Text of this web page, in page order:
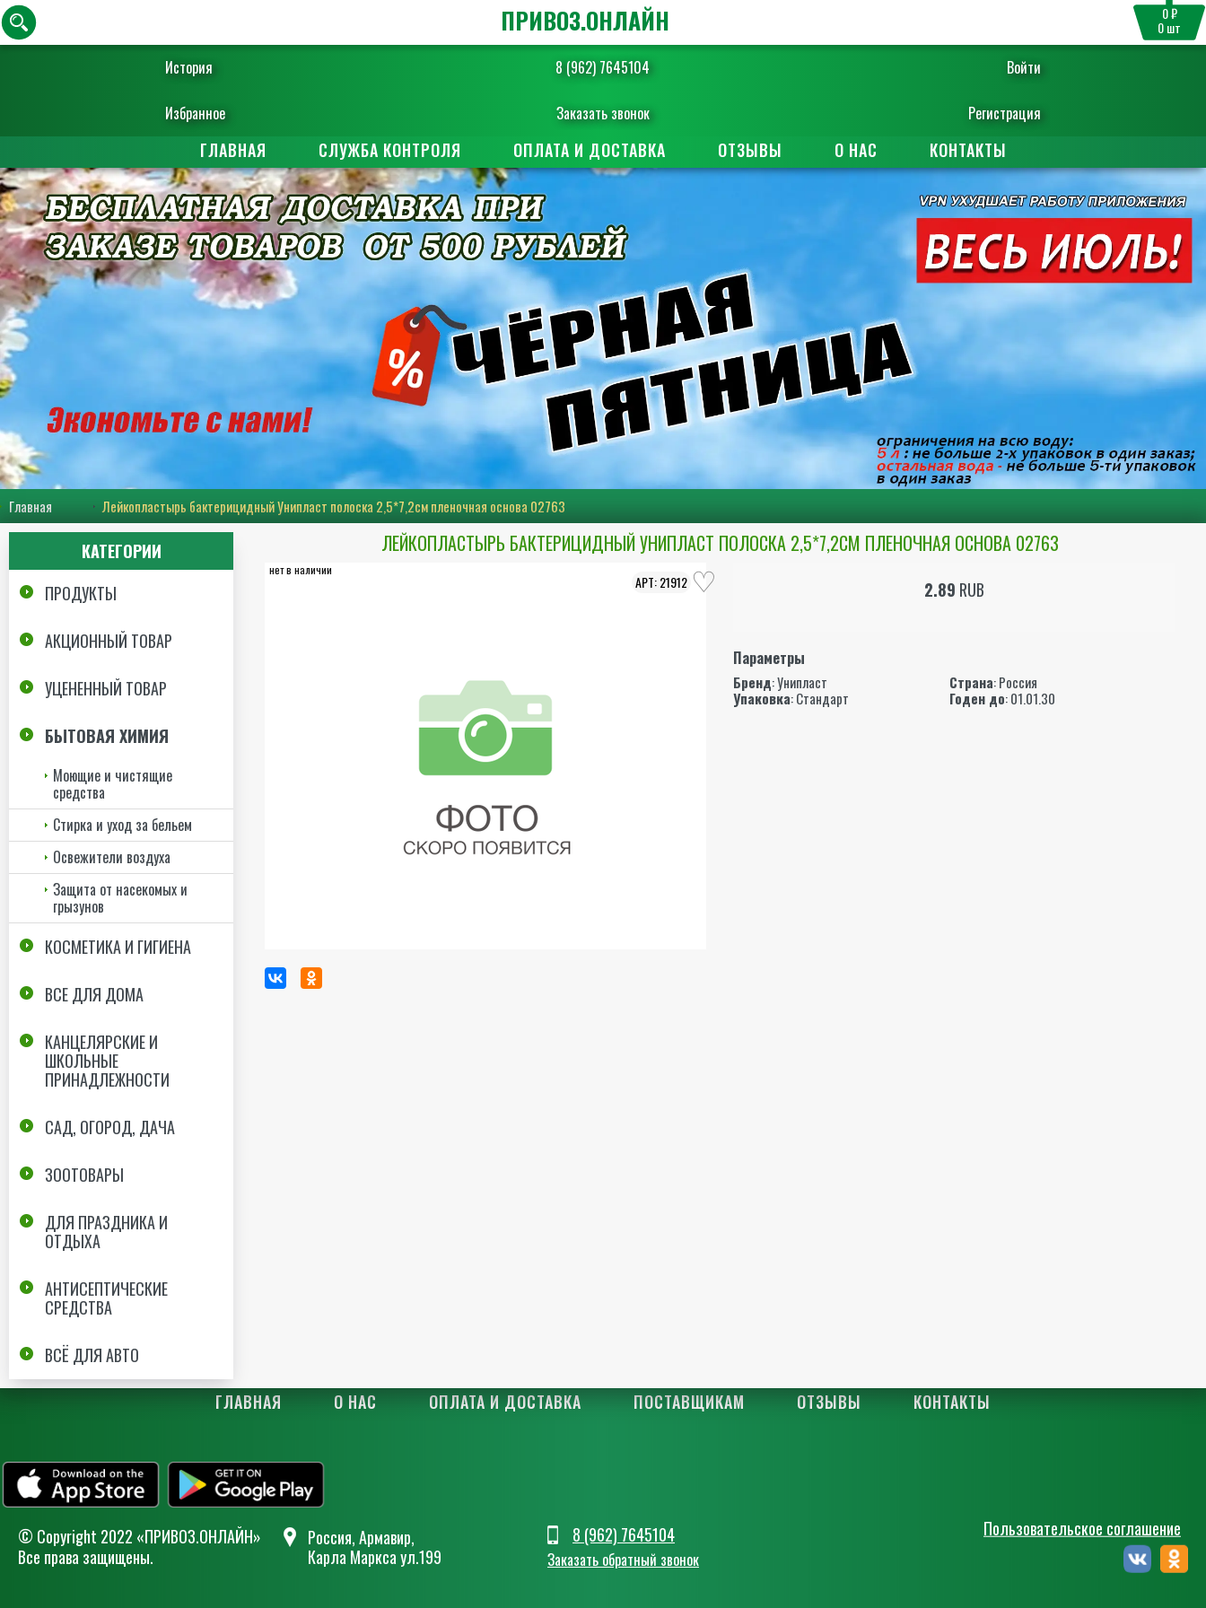
История 8 (962) 7645104 Войти
Избранное Заказать звонок Регистрация
ПРИВОЗ.ОНЛАЙН 0 ₽
0шт
ГЛАВНАЯ СЛУЖБА КОНТРОЛЯ ОПЛАТА И ДОСТАВКА ОТЗЫВЫ О НАС КОНТАКТЫ
Главная Лейкопластырь бактерицидный Унипласт полоска 2,5*7,2см пленочная основа 02763
КАТЕГОРИИ
ПРОДУКТЫ
АКЦИОННЫЙ ТОВАР
УЦЕНЕННЫЙ ТОВАР
БЫТОВАЯ ХИМИЯ
Моющие и чистящие
средства
Стирка и уход за бельем
Освежители воздуха
Защита от насекомых и
грызунов
КОСМЕТИКА И ГИГИЕНА
ВСЕ ДЛЯ ДОМА
КАНЦЕЛЯРСКИЕ И
ШКОЛЬНЫЕ
ПРИНАДЛЕЖНОСТИ
САД, ОГОРОД, ДАЧА
ЗООТОВАРЫ
ДЛЯ ПРАЗДНИКА И
ОТДЫХА
АНТИСЕПТИЧЕСКИЕ
СРЕДСТВА
ВСЁ ДЛЯ АВТО
ЛЕЙКОПЛАСТЫРЬ БАКТЕРИЦИДНЫЙ УНИПЛАСТ ПОЛОСКА 2,5*7,2СМ ПЛЕНОЧНАЯ ОСНОВА 02763
нет в наличии
21912 2.89 RUB
Параметры
Бренд:Унипласт Страна: Россия
Упаковка: Стандарт Годен до: 01.01.30
ГЛАВНАЯ О НАС ОПЛАТА И ДОСТАВКА ПОСТАВЩИКАМ ОТЗЫВЫ КОНТАКТЫ
8 (962) 7645104
Заказать обратный звонок
Россия, Армавир,
Карла Маркса ул.199
Пользовательское соглашение
© Сopyright 2022 «ПРИВОЗ.ОНЛАЙН»
Все права защищены.